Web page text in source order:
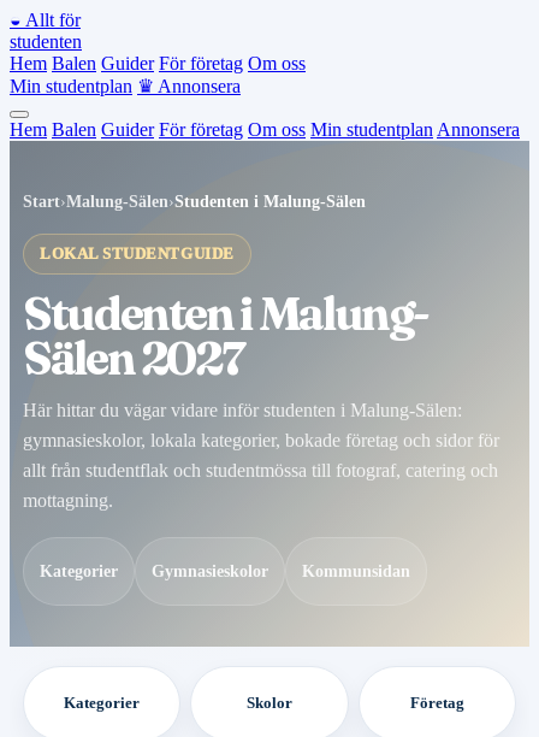
◒ Allt för
studenten
Hem Balen Guider För företag Om oss
Min studentplan ♛ Annonsera
Hem Balen Guider För företag Om oss Min studentplan Annonsera
Start›Malung-Sälen›Studenten i Malung-Sälen
LOKAL STUDENTGUIDE
Studenten i Malung-
Sälen 2027
Här hittar du vägar vidare inför studenten i Malung-Sälen:
gymnasieskolor, lokala kategorier, bokade företag och sidor för
allt från studentflak och studentmössa till fotograf, catering och
mottagning.
Kategorier Gymnasieskolor Kommunsidan
Kategorier Skolor Företag